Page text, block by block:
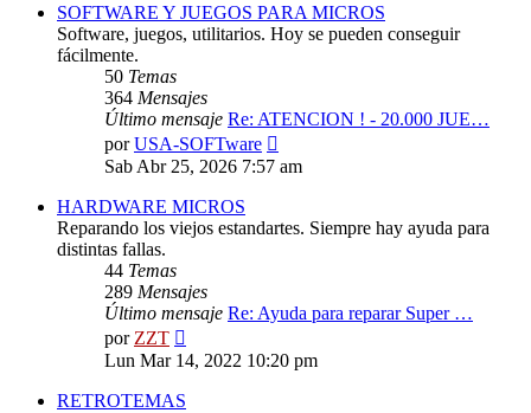
SOFTWARE Y JUEGOS PARA MICROS
Software, juegos, utilitarios. Hoy se pueden conseguir
fácilmente.
50 Temas
364 Mensajes
Último mensaje Re: ATENCION ! - 20.000 JUE…
porUSA-SOFTware
último
Sab Abr 25, 2026 7:57 am
HARDWARE MICROS
Reparando los viejos estandartes. Siempre hay ayuda para
distintas fallas.
44 Temas
289 Mensajes
Último mensaje Re: Ayuda para reparar Super …
porZZT
último
Lun Mar 14, 2022 10:20 pm
RETROTEMAS